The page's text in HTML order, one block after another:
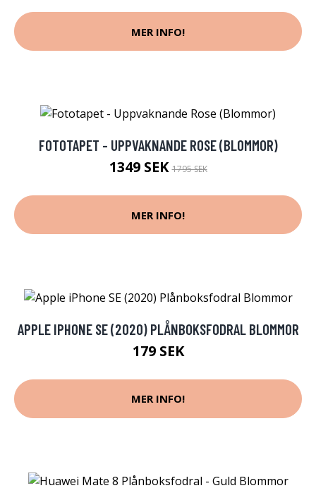
MER INFO!
FOTOTAPET - UPPVAKNANDE ROSE (BLOMMOR)
1349 SEK1795 SEK
MER INFO!
APPLE IPHONE SE (2020) PLÅNBOKSFODRAL BLOMMOR
179 SEK
MER INFO!